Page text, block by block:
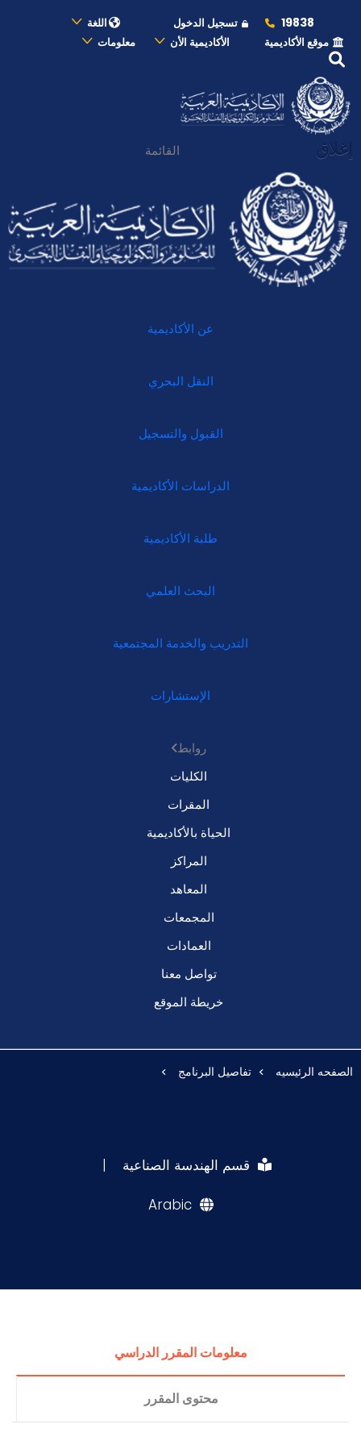
19838 تسجيل الدخول
اللغة
موقع الأكاديمية
الأكاديمية الأن معلومات
إغلاق القائمة
عن الأكاديمية
النقل البحري
القبول والتسجيل
الدراسات الأكاديمية
طلبة الأكاديمية
البحث العلمي
التدريب والخدمة المجتمعية
الإستشارات
روابط
الكليات
المقرات
الحياة بالأكاديمية
المراكز
المعاهد
المجمعات
العمادات
تواصل معنا
خريطة الموقع
الصفحه الرئيسيه تفاصيل البرنامج
قسم الهندسة الصناعية |
Arabic
معلومات المقرر الدراسي
محتوى المقرر